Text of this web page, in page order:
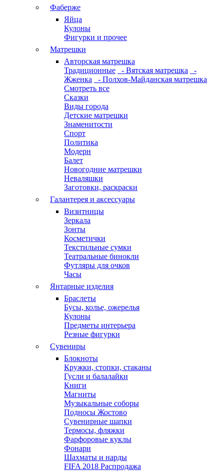
Фаберже
Яйца
Кулоны
Фигурки и прочее
Матрешки
Авторская матрешка
Традиционные
- Вятская матрешка
-
Жженка
- Полхов-Майданская матрешка
Смотреть все
Сказки
Виды города
Детские матрешки
Знаменитости
Спорт
Политика
Модерн
Балет
Новогодние матрешки
Неваляшки
Заготовки, раскраски
Галантерея и аксессуары
Визитницы
Зеркала
Зонты
Косметички
Текстильные сумки
Театральные бинокли
Футляры для очков
Часы
Янтарные изделия
Браслеты
Бусы, колье, ожерелья
Кулоны
Предметы интерьера
Резные фигурки
Сувениры
Блокноты
Кружки, стопки, стаканы
Гусли и балалайки
Книги
Магниты
Музыкальные соборы
Подносы Жостово
Сувенирные шапки
Термосы, фляжки
Фарфоровые куклы
Фонари
Шахматы и нарды
FIFA 2018 Распродажа